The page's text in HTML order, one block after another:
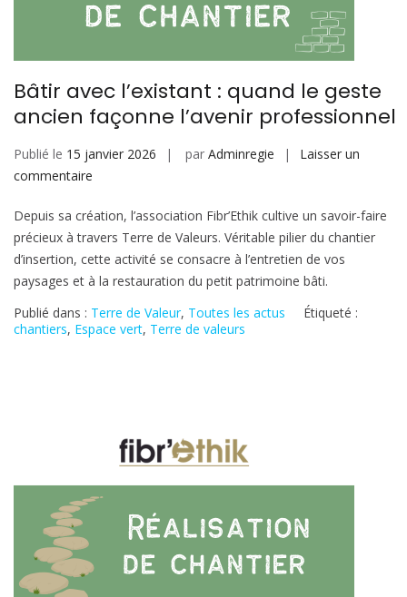
Bâtir avec l’existant : quand le geste
ancien façonne l’avenir professionnel
Publié le 15 janvier 2026 par Adminregie
Laisser un
commentaire
avec
l’existant
:
quand
le
geste
Depuis sa création, l’association Fibr’Ethik cultive un savoir-faire
précieux à travers Terre de Valeurs. Véritable pilier du chantier
d’insertion, cette activité se consacre à l’entretien de vos
paysages et à la restauration du petit patrimoine bâti.
Publié dans : Terre de Valeur, Toutes les actus
Étiqueté :
chantiers, Espace vert, Terre de valeurs